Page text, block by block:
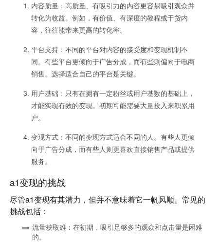
内容质量 ：高质量、有吸引力的内容更容易吸引观众并
转化为收益。例如，有价值、有深度的教程或干货内
容，往往能带来更高的转化率。
平台支持 ：不同的平台对内容的接受度和变现机制不
同。有些平台更倾向于广告分成，而有些则偏向于电商
销售。选择适合自己的平台是关键。
用户基础 ：只有在拥有一定粉丝或用户基数的基础上，
才能实现有效的变现。初期可能需要大量投入来积累用
户。
变现方式 ：不同的变现方式适合不同的人。有些人更倾
向于广告分成，而有些人则更喜欢直接销售产品或提供
服务。
a1变现的挑战
尽管a1变现有其潜力，但并不意味着它一帆风顺。常见的
挑战包括：
流量获取难 ：在初期，吸引足够多的观众和点击量是困难
的。